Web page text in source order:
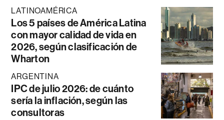
LATINOAMÉRICA
Los 5 países de América Latina
con mayor calidad de vida en
2026, según clasificación de
Wharton
ARGENTINA
IPC de julio 2026: de cuánto
sería la inflación, según las
consultoras